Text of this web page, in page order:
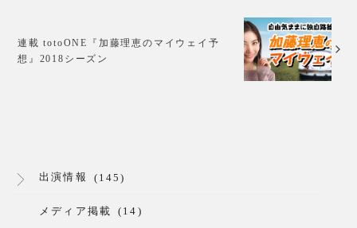
連載 totoONE『加藤理恵のマイウェイ予
想』2018シーズン
出演情報 (145)
メディア掲載 (14)